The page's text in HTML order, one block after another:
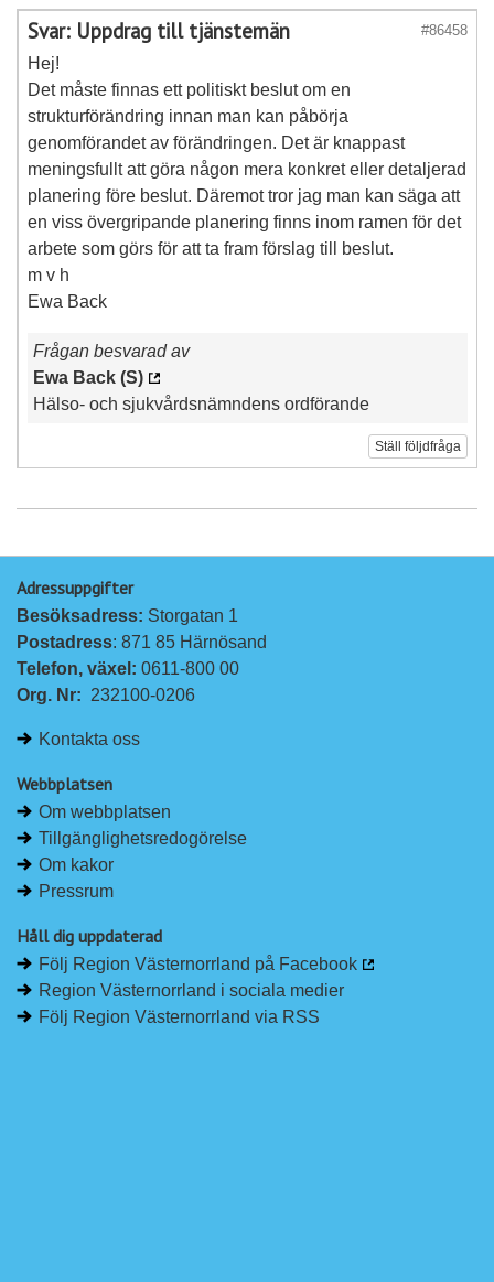
#86458
Svar: Uppdrag till tjänstemän
Hej!
Det måste finnas ett politiskt beslut om en
strukturförändring innan man kan påbörja
genomförandet av förändringen. Det är knappast
meningsfullt att göra någon mera konkret eller detaljerad
planering före beslut. Däremot tror jag man kan säga att
en viss övergripande planering finns inom ramen för det
arbete som görs för att ta fram förslag till beslut.
m v h
Ewa Back
Frågan besvarad av
Ewa Back (S)
Hälso- och sjukvårdsnämndens ordförande
Ställ följdfråga
Adressuppgifter
Besöksadress: Storgatan 1
Postadress: 871 85 Härnösand
Telefon, växel: 0611-800 00
Org. Nr: 232100-0206
Kontakta oss
Webbplatsen
Om webbplatsen
Tillgänglighetsredogörelse
Om kakor
Pressrum
Håll dig uppdaterad
Följ Region Västernorrland på Facebook
Region Västernorrland i sociala medier
Följ Region Västernorrland via RSS